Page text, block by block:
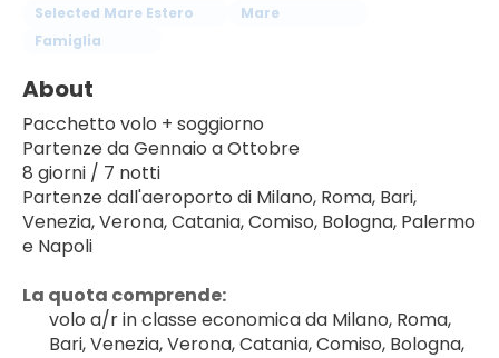
Selected Mare Estero
Mare
Famiglia
About
Pacchetto volo + soggiorno
Partenze da Gennaio a Ottobre
8 giorni / 7 notti
Partenze dall'aeroporto di Milano, Roma, Bari,
Venezia, Verona, Catania, Comiso, Bologna, Palermo
e Napoli
La quota comprende:
volo a/r in classe economica da Milano, Roma,
Bari, Venezia, Verona, Catania, Comiso, Bologna,